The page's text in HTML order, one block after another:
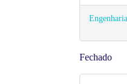
Engenharia
Fechado